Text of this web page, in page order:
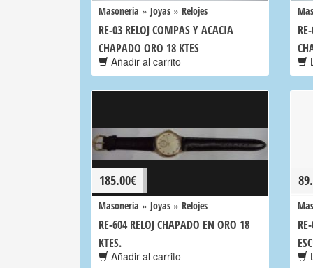
Masoneria » Joyas » Relojes
RE-03 RELOJ COMPAS Y ACACIA
CHAPADO ORO 18 KTES
Añadir al carrito
185.00€
Masoneria » Joyas » Relojes
RE-604 RELOJ CHAPADO EN ORO 18
KTES.
Añadir al carrito